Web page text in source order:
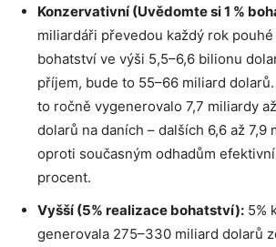
Konzervativní (Uvědomte si 1 %
miliardáři převedou každý rok pouhé
bohatství ve výši 5,5–6,6 bilionu
příjem, bude to 55–66 miliard
to ročně vygenerovalo 7,7 miliardy
dolarů na daních – dalších 6,6 až 7,9
oproti současným odhadům
procent.
Vyšší (5% realizace bohatství): 5%
generovala 275–330 miliard dolarů